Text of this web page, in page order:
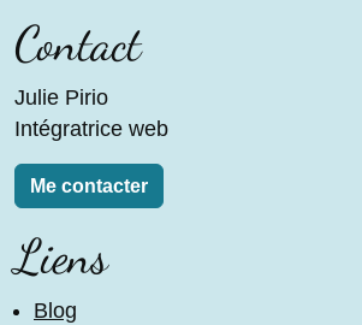
Contact
Julie Pirio
Intégratrice web
Me contacter
Liens
Blog